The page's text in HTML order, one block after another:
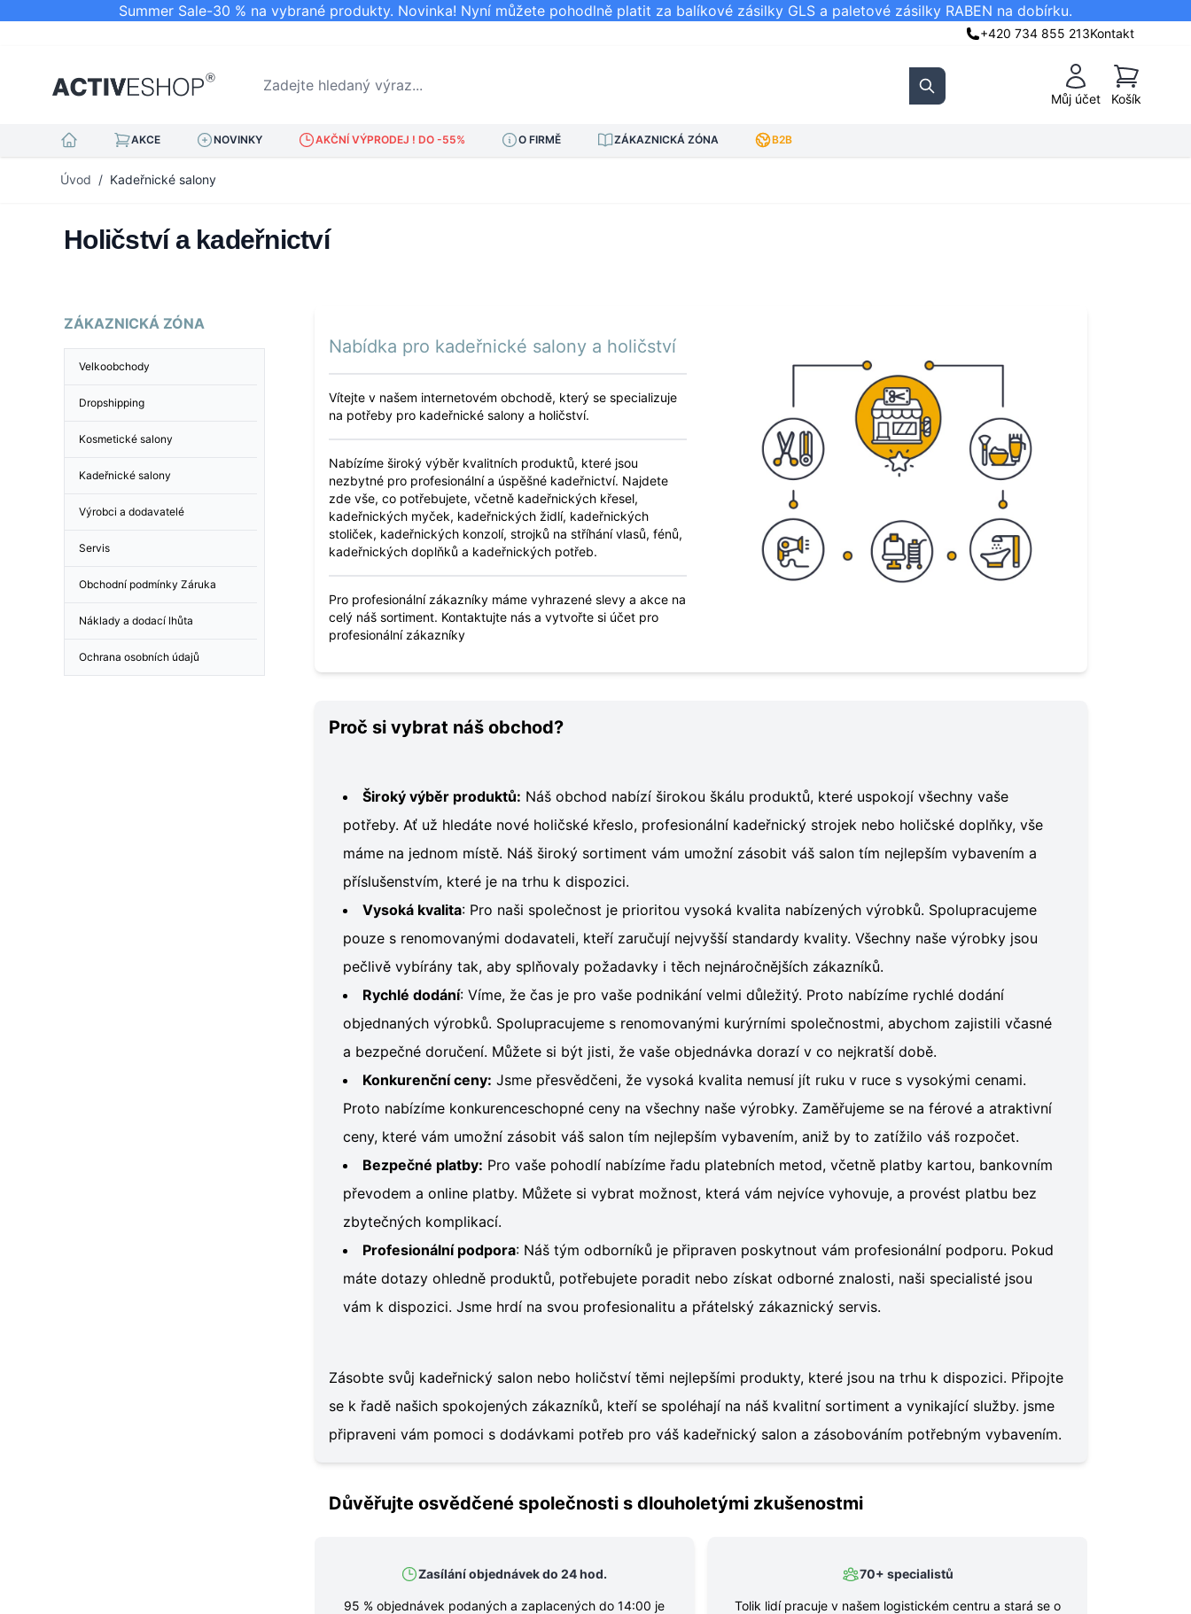
Summer Sale-30 % na vybrané produkty. Novinka! Nyní můžete pohodlně platit za balíkové zásilky GLS a paletové zásilky RABEN na dobírku.
+420 734 855 213Kontakt
Zadejte hledaný výraz...
Search Můj účet
Košík
Košík
AKCE NOVINKY AKČNÍ VÝPRODEJ ! DO -55% O FIRMĚ ZÁKAZNICKÁ ZÓNA B2B
Úvod / Kadeřnické salony
Holičství a kadeřnictví
ZÁKAZNICKÁ ZÓNA
Velkoobchody
Dropshipping
Kosmetické salony
Kadeřnické salony
Výrobci a dodavatelé
Servis
Obchodní podmínky Záruka
Náklady a dodací lhůta
Ochrana osobních údajů
Nabídka pro kadeřnické salony a holičství
Vítejte v našem internetovém obchodě, který se specializuje
na potřeby pro kadeřnické salony a holičství.
Nabízíme široký výběr kvalitních produktů, které jsou
nezbytné pro profesionální a úspěšné kadeřnictví. Najdete
zde vše, co potřebujete, včetně kadeřnických křesel,
kadeřnických myček, kadeřnických židlí, kadeřnických
stoliček, kadeřnických konzolí, strojků na stříhání vlasů, fénů,
kadeřnických doplňků a kadeřnických potřeb.
Pro profesionální zákazníky máme vyhrazené slevy a akce na
celý náš sortiment. Kontaktujte nás a vytvořte si účet pro
profesionální zákazníky
Proč si vybrat náš obchod?
Široký výběr produktů: Náš obchod nabízí širokou škálu produktů, které uspokojí všechny vaše
potřeby. Ať už hledáte nové holičské křeslo, profesionální kadeřnický strojek nebo holičské doplňky, vše
máme na jednom místě. Náš široký sortiment vám umožní zásobit váš salon tím nejlepším vybavením a
příslušenstvím, které je na trhu k dispozici.
Vysoká kvalita: Pro naši společnost je prioritou vysoká kvalita nabízených výrobků. Spolupracujeme
pouze s renomovanými dodavateli, kteří zaručují nejvyšší standardy kvality. Všechny naše výrobky jsou
pečlivě vybírány tak, aby splňovaly požadavky i těch nejnáročnějších zákazníků.
Rychlé dodání: Víme, že čas je pro vaše podnikání velmi důležitý. Proto nabízíme rychlé dodání
objednaných výrobků. Spolupracujeme s renomovanými kurýrními společnostmi, abychom zajistili včasné
a bezpečné doručení. Můžete si být jisti, že vaše objednávka dorazí v co nejkratší době.
Konkurenční ceny: Jsme přesvědčeni, že vysoká kvalita nemusí jít ruku v ruce s vysokými cenami.
Proto nabízíme konkurenceschopné ceny na všechny naše výrobky. Zaměřujeme se na férové a atraktivní
ceny, které vám umožní zásobit váš salon tím nejlepším vybavením, aniž by to zatížilo váš rozpočet.
Bezpečné platby: Pro vaše pohodlí nabízíme řadu platebních metod, včetně platby kartou, bankovním
převodem a online platby. Můžete si vybrat možnost, která vám nejvíce vyhovuje, a provést platbu bez
zbytečných komplikací.
Profesionální podpora: Náš tým odborníků je připraven poskytnout vám profesionální podporu. Pokud
máte dotazy ohledně produktů, potřebujete poradit nebo získat odborné znalosti, naši specialisté jsou
vám k dispozici. Jsme hrdí na svou profesionalitu a přátelský zákaznický servis.
Zásobte svůj kadeřnický salon nebo holičství těmi nejlepšími produkty, které jsou na trhu k dispozici. Připojte
se k řadě našich spokojených zákazníků, kteří se spoléhají na náš kvalitní sortiment a vynikající služby. jsme
připraveni vám pomoci s dodávkami potřeb pro váš kadeřnický salon a zásobováním potřebným vybavením.
Důvěřujte osvědčené společnosti s dlouholetými zkušenostmi
Zasílání objednávek do 24 hod.
95 % objednávek podaných a zaplacených do 14:00 je
70+ specialistů
Tolik lidí pracuje v našem logistickém centru a stará se o